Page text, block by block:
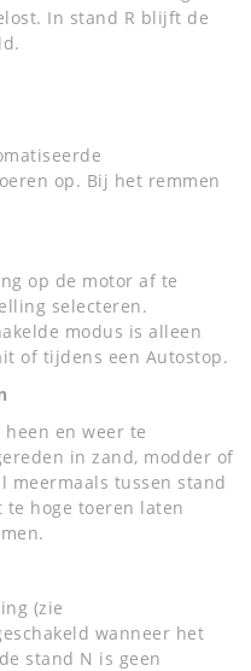
In stand R blijft de
op. Bij het remmen
op de motor af te
selecteren.
modus is alleen
of tijdens een Autostop.
en weer te
in zand, modder of
meermaals tussen stand
te hoge toeren laten
(zie
wanneer het
stand N is geen